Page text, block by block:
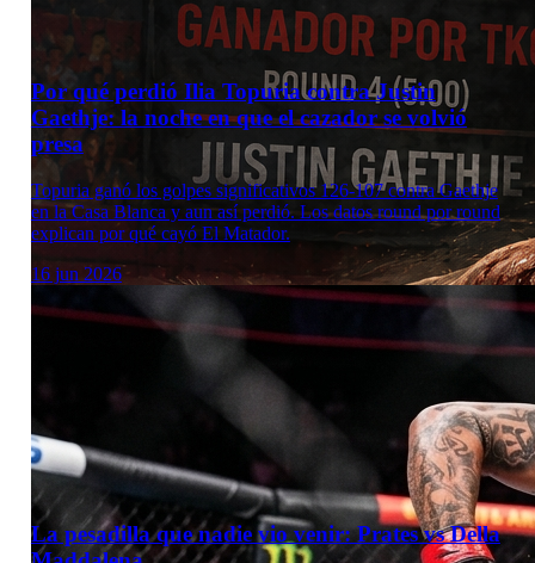
Por qué perdió Ilia Topuria contra Justin
Gaethje: la noche en que el cazador se volvió
presa
Topuria ganó los golpes significativos 126-107 contra Gaethje
en la Casa Blanca y aun así perdió. Los datos round por round
explican por qué cayó El Matador.
16 jun 2026
La pesadilla que nadie vio venir: Prates vs Della